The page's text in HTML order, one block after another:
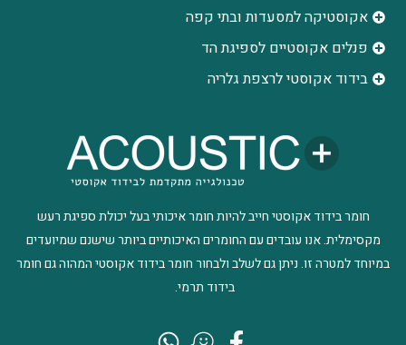
חומר בידוד אקוסטי חייב להיות חומר איכותי בעל יכולת ספיגת רעש
מקסימלית. אנו עובדים עם החומרים האיכותיים ביותר שישנם שמיועדים
במיוחד למטרה זו. ניתן גם לשלב ולבחור חומר בידוד אקוסטי המהוה גם חומר
בידוד תרמי.
אקוסטיקה למסעדות ובתי קפה
פנלים אקוסטיים לספיגת הד
בידוד אקוסטי לרצפת גלריה